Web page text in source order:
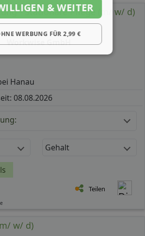
- Stationäre Pflege (m/ w/ d)
Workwise GmbH
Hanau
08.08.2026
Gehalt
Teilen
w/ d)
& WEITER
WERBUNG FÜR 2,99 €